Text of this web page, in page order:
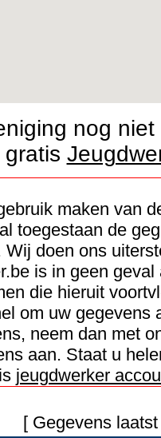
nog
maken van
toegestaan de
doen ons
is in geen
die hieruit
om uw
neem dan met
aan. Staat u
jeugdwerker
[ Gegevens